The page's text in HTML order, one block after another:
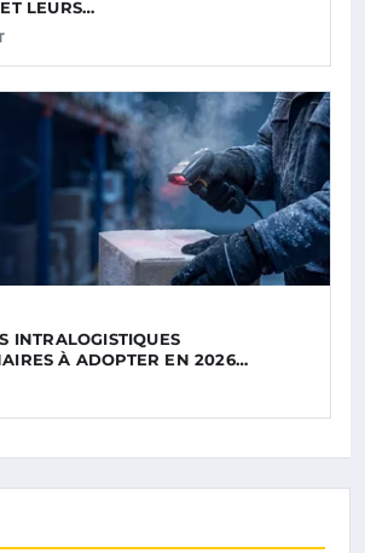
LEURS…
INTRALOGISTIQUES
À ADOPTER EN 2026…